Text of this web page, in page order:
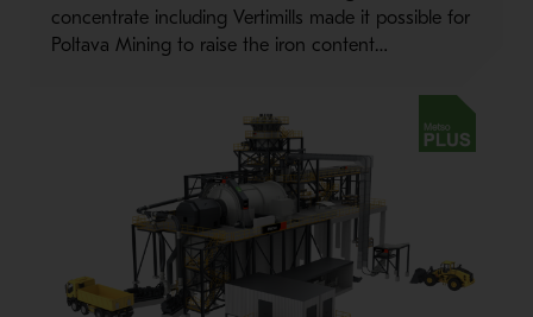
concentrate including Vertimills made it possible for
Poltava Mining to raise the iron content…